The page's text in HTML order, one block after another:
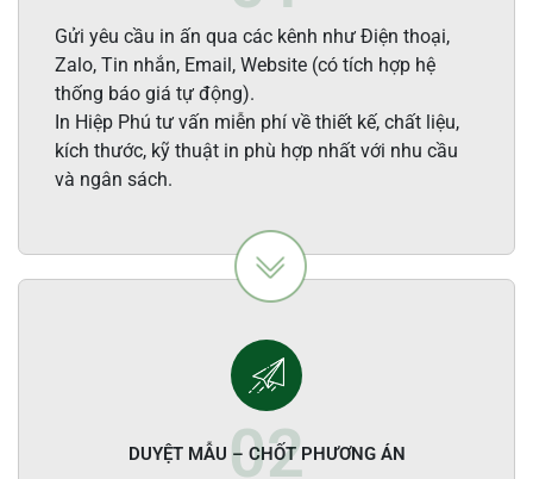
Gửi yêu cầu in ấn qua các kênh như Điện thoại,
Zalo, Tin nhắn, Email, Website (có tích hợp hệ
thống báo giá tự động).
In Hiệp Phú tư vấn miễn phí về thiết kế, chất liệu,
kích thước, kỹ thuật in phù hợp nhất với nhu cầu
và ngân sách.
DUYỆT MẪU – CHỐT PHƯƠNG ÁN